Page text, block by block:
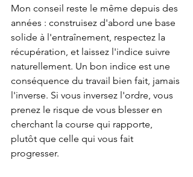
Mon conseil reste le même depuis des
années : construisez d'abord une base
solide à l'entraînement, respectez la
récupération, et laissez l'indice suivre
naturellement. Un bon indice est une
conséquence du travail bien fait, jamais
l'inverse. Si vous inversez l'ordre, vous
prenez le risque de vous blesser en
cherchant la course qui rapporte,
plutôt que celle qui vous fait
progresser.